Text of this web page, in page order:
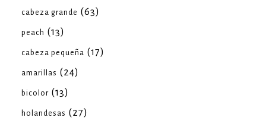
cabeza grande (63)
peach (13)
cabeza pequeña (17)
amarillas (24)
bicolor (13)
holandesas (27)